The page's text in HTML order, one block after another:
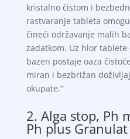
kristalno čistom i
rastvaranje tableta
čineći održavanje malih
zadatkom. Uz hlor tablete
bazen postaje oaza
miran i bezbrižan
okupate.“
2. Alga stop, Ph
Ph plus Granulat